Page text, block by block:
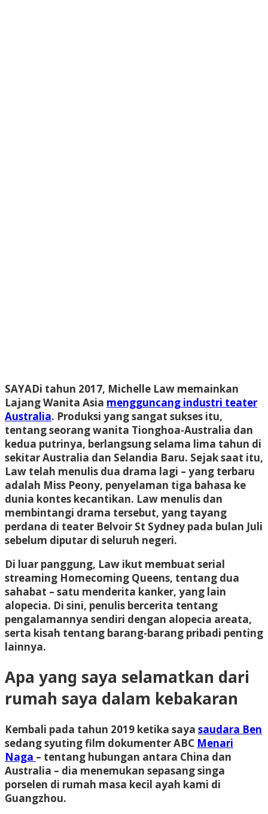
SAYADi tahun 2017, Michelle Law memainkan
Lajang Wanita Asia mengguncang industri teater
Australia. Produksi yang sangat sukses itu,
tentang seorang wanita Tionghoa-Australia dan
kedua putrinya, berlangsung selama lima tahun di
sekitar Australia dan Selandia Baru. Sejak saat itu,
Law telah menulis dua drama lagi – yang terbaru
adalah Miss Peony, penyelaman tiga bahasa ke
dunia kontes kecantikan. Law menulis dan
membintangi drama tersebut, yang tayang
perdana di teater Belvoir St Sydney pada bulan Juli
sebelum diputar di seluruh negeri.
Di luar panggung, Law ikut membuat serial
streaming Homecoming Queens, tentang dua
sahabat – satu menderita kanker, yang lain
alopecia. Di sini, penulis bercerita tentang
pengalamannya sendiri dengan alopecia areata,
serta kisah tentang barang-barang pribadi penting
lainnya.
Apa yang saya selamatkan dari
rumah saya dalam kebakaran
Kembali pada tahun 2019 ketika saya saudara Ben
sedang syuting film dokumenter ABC Menari
Naga – tentang hubungan antara China dan
Australia – dia menemukan sepasang singa
porselen di rumah masa kecil ayah kami di
Guangzhou.